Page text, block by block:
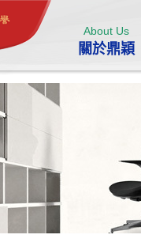
About Us
關於鼎穎